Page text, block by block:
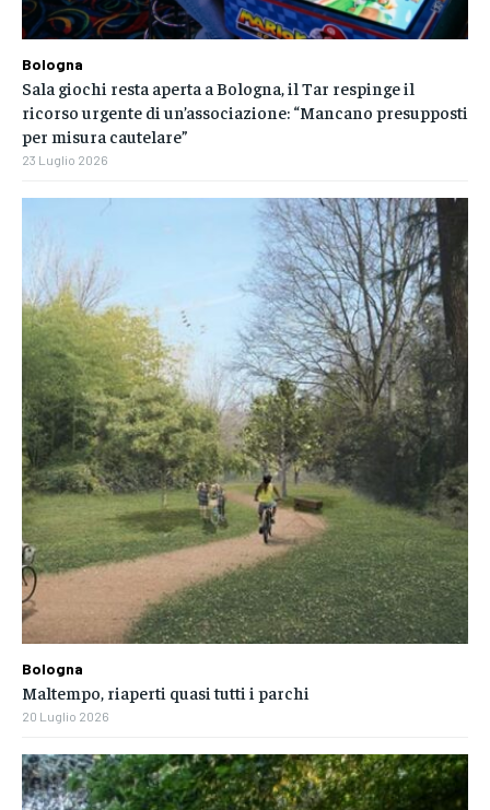
Bologna
Sala giochi resta aperta a Bologna, il Tar respinge il
ricorso urgente di un’associazione: “Mancano presupposti
per misura cautelare”
23 Luglio 2026
Bologna
Maltempo, riaperti quasi tutti i parchi
20 Luglio 2026